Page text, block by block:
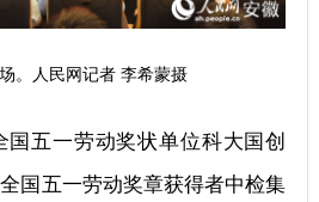
。人民网记者 李希蒙摄
国五一劳动奖状单位科大国创
国五一劳动奖章获得者中检集